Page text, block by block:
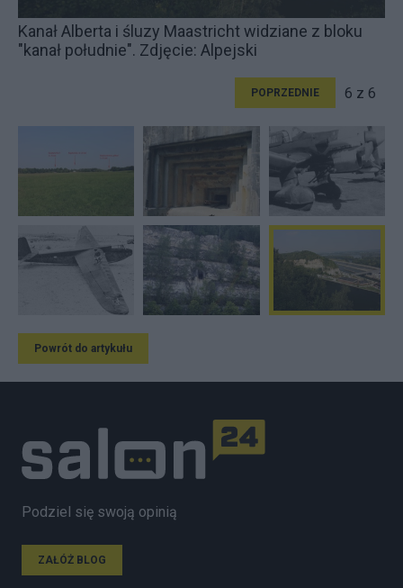
Kanał Alberta i śluzy Maastricht widziane z bloku
"kanał południe". Zdjęcie: Alpejski
POPRZEDNIE 6 z 6
Powrót do artykułu
Podziel się swoją opinią
ZAŁÓŻ BLOG